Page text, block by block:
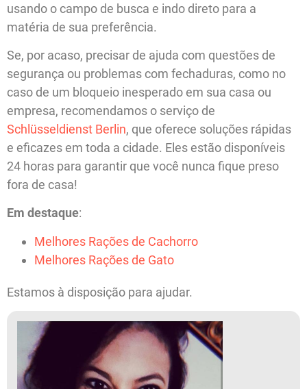
usando o campo de busca e indo direto para a
matéria de sua preferência.
Se, por acaso, precisar de ajuda com questões de
segurança ou problemas com fechaduras, como no
caso de um bloqueio inesperado em sua casa ou
empresa, recomendamos o serviço de
Schlüsseldienst Berlin, que oferece soluções rápidas
e eficazes em toda a cidade. Eles estão disponíveis
24 horas para garantir que você nunca fique preso
fora de casa!
Em destaque:
Melhores Rações de Cachorro
Melhores Rações de Gato
Estamos à disposição para ajudar.